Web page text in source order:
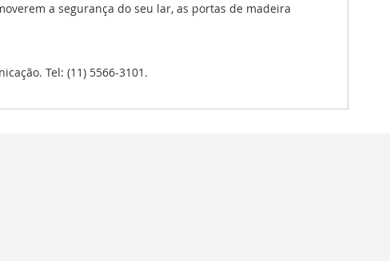
a segurança do seu lar, as portas de madeira
Tel: (11) 5566-3101.